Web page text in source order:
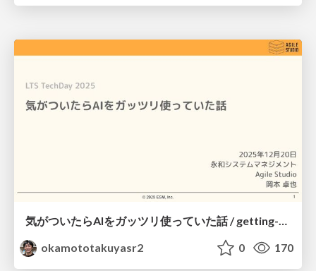
気がついたらAIをガッツリ使っていた話 / getting-close-to-generate-ai
okamototakuyasr2
0 170